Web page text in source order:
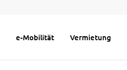
e-Mobilität Vermietung